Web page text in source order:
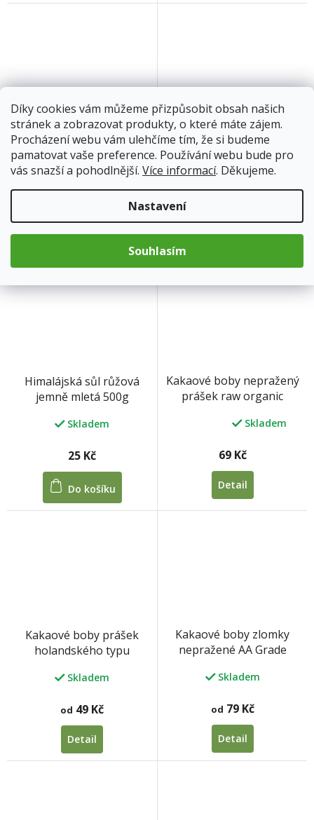
Díky cookies vám můžeme přizpůsobit obsah našich
stránek a zobrazovat produkty, o které máte zájem.
Procházení webu vám ulehčíme tím, že si budeme
pamatovat vaše preference. Používání webu bude pro
vás snazší a pohodlnější. Více informací. Děkujeme.
Nastavení
Souhlasím
Himalájská sůl růžová
jemně mletá 2000g
Skladem
Do košíku
Himalájská sůl růžová
jemně mletá 25 Kg
Skladem
Do košíku
Himalájská sůl růžová
jemně mletá 500g
Skladem
25 Kč
Do košíku
Kakaové boby nepražený
prášek raw organic
Skladem
69 Kč
Detail
Kakaové boby prášek
holandského typu
Skladem
od 49 Kč
Detail
Kakaové boby zlomky
nepražené AA Grade
Skladem
od 79 Kč
Detail